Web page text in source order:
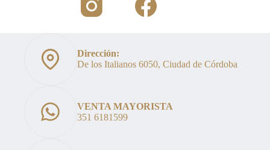
Dirección:
De los Italianos 6050, Ciudad de Córdoba
VENTA MAYORISTA
351 6181599